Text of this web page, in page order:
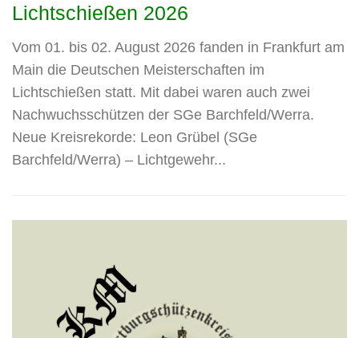
Lichtschießen 2026
Vom 01. bis 02. August 2026 fanden in Frankfurt am
Main die Deutschen Meisterschaften im
Lichtschießen statt. Mit dabei waren auch zwei
Nachwuchsschützen der SGe Barchfeld/Werra.
Neue Kreisrekorde: Leon Grübel (SGe
Barchfeld/Werra) – Lichtgewehr...